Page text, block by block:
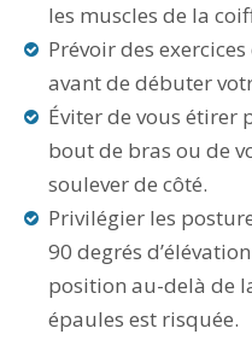
les muscles de la
Prévoir des
avant de débuter
Éviter de vous étirer
bout de bras ou de
soulever de côté.
Privilégier les
90 degrés
position au-delà de
épaules est risquée.